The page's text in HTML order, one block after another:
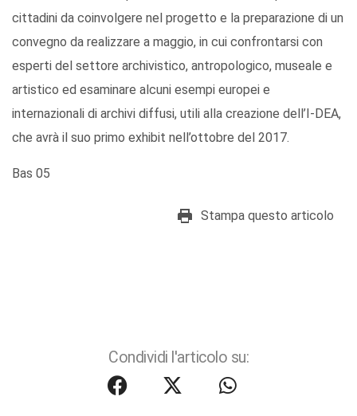
cittadini da coinvolgere nel progetto e la preparazione di un
convegno da realizzare a maggio, in cui confrontarsi con
esperti del settore archivistico, antropologico, museale e
artistico ed esaminare alcuni esempi europei e
internazionali di archivi diffusi, utili alla creazione dell’I-DEA,
che avrà il suo primo exhibit nell’ottobre del 2017.
Bas 05
Stampa questo articolo
Condividi l'articolo su: